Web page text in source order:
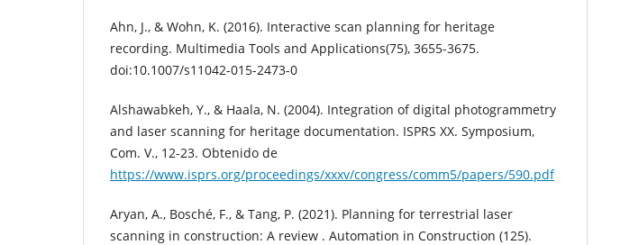
Ahn, J., & Wohn, K. (2016). Interactive scan planning for heritage
recording. Multimedia Tools and Applications(75), 3655-3675.
doi:10.1007/s11042-015-2473-0
Alshawabkeh, Y., & Haala, N. (2004). Integration of digital photogrammetry
and laser scanning for heritage documentation. ISPRS XX. Symposium,
Com. V., 12-23. Obtenido de
https://www.isprs.org/proceedings/xxxv/congress/comm5/papers/590.pdf
Aryan, A., Bosché, F., & Tang, P. (2021). Planning for terrestrial laser
scanning in construction: A review . Automation in Construction (125).